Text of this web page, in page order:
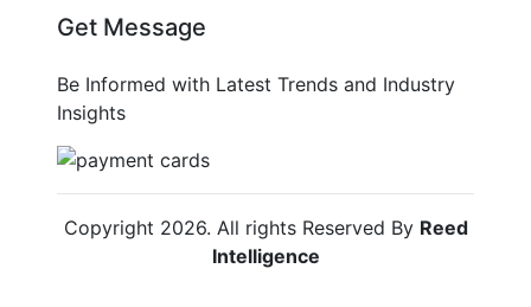
Get Message
Be Informed with Latest Trends and Industry
Insights
Copyright 2026. All rights Reserved By Reed
Intelligence